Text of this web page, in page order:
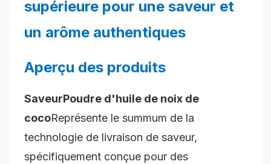
supérieure pour une saveur et
un arôme authentiques
Aperçu des produits
SaveurPoudre d'huile de noix de
cocoReprésente le summum de la
technologie de livraison de saveur,
spécifiquement conçue pour des